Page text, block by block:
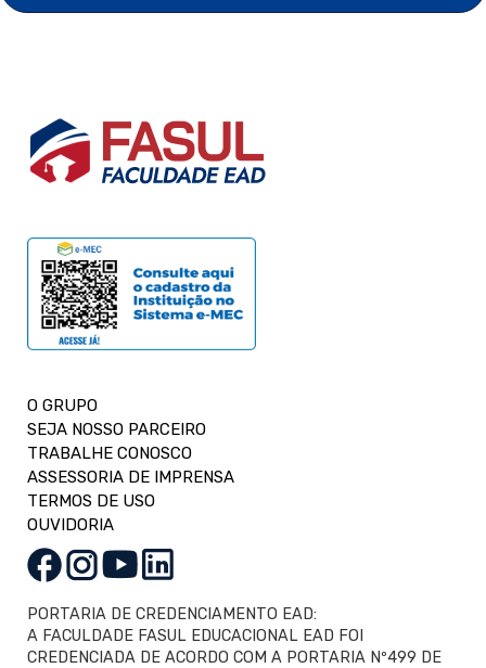
O GRUPO
SEJA NOSSO PARCEIRO
TRABALHE CONOSCO
ASSESSORIA DE IMPRENSA
TERMOS DE USO
OUVIDORIA
PORTARIA DE CREDENCIAMENTO EAD:
A FACULDADE FASUL EDUCACIONAL EAD FOI
CREDENCIADA DE ACORDO COM A PORTARIA Nº499 DE